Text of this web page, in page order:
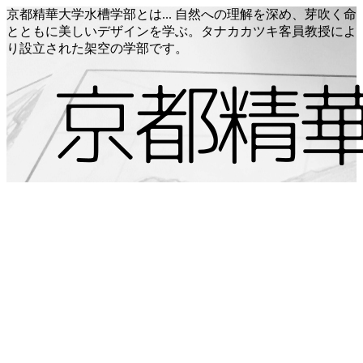
京都精華大学水槽学部とは... 自然への理解を深め、芽吹く命
とともに美しいデザインを学ぶ。タナカカツキ客員教授によ
り設立された架空の学部です。